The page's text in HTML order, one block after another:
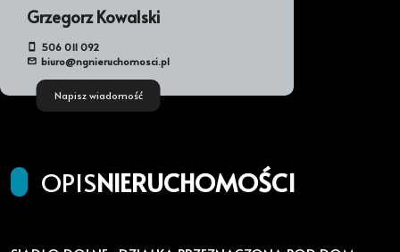
Grzegorz Kowalski
506 011 092
biuro@ngnieruchomosci.pl
Napisz wiadomość
OPISNIERUCHOMOŚCI